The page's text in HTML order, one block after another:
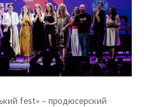
fest» – продюсерский